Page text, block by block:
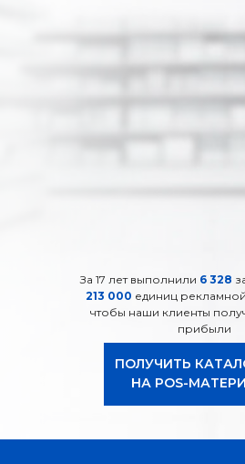
За 17 лет выполнили 6 328
213 000 единиц
чтобы наши клиенты
прибыли
ПОЛУЧИТЬ
НА POS-
МАТЕРИАЛЫ
ОБЪЕМА И
СРЫВА